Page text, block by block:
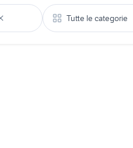
Tutte le categorie